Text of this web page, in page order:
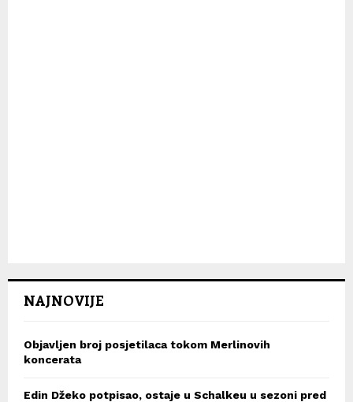
NAJNOVIJE
Objavljen broj posjetilaca tokom Merlinovih
koncerata
Edin Džeko potpisao, ostaje u Schalkeu u sezoni pred